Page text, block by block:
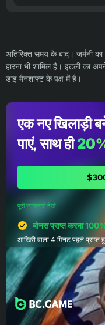
अतिरिक्त समय के बाद। जर्मनी
हारना भी शामिल है। इटली का
डाइ मैनशाफ्ट के पक्ष में है।
एक नए खिलाड़ी
पाएं, साथ ही
$300
पूरी जानकारी देखें
बोनस प्राप्त करना
आखिरी वाला 4 मिनट पहले प्राप्त